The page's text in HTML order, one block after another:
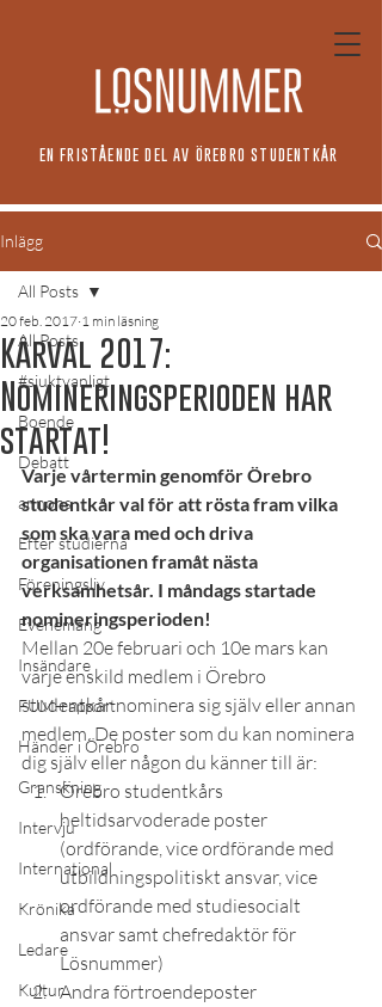
EN FRISTÅENDE DEL AV ÖREBRO STUDENTKÅR
Inlägg
All Posts
#sjuktvanligt
Boende
Debatt
annons
Efter studierna
Föreningsliv
Evenemang
Insändare
FUM-rapport
Händer i Örebro
Granskning
Intervju
International
Krönika
Ledare
Kultur
All Posts
Kårval 2017:
Nomineringsperioden har
startat!
20 feb. 2017 1 min läsning
Varje vårtermin genomför Örebro
studentkår val för att rösta fram vilka
som ska vara med och driva
organisationen framåt nästa
verksamhetsår. I måndags startade
nomineringsperioden!
Mellan 20e februari och 10e mars kan
varje enskild medlem i Örebro
studentkår nominera sig själv eller annan
medlem. De poster som du kan nominera
dig själv eller någon du känner till är:
Örebro studentkårs
heltidsarvoderade poster
(ordförande, vice ordförande med
utbildningspolitiskt ansvar, vice
ordförande med studiesocialt
ansvar samt chefredaktör för
Lösnummer)
Andra förtroendeposter